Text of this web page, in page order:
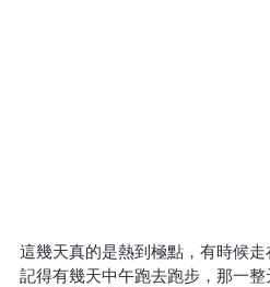
這幾天真的是熱到極點，有時候
記得有幾天中午跑去跑步，那一